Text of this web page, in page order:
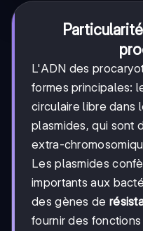
L'ADN des
formes principales:
circulaire libre dans
plasmides, qui sont
extra-
Les plasmides
importants aux
des gènes de
fournir des